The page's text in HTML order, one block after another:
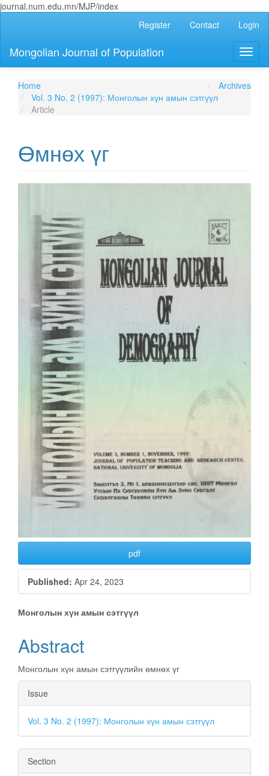
journal.num.edu.mn/MJP/index
Content
Sidebar
Register Contact Login
Mongolian Journal of Population
Home
Archives
Vol. 3 No. 2 (1997): Монголын хүн амын сэтгүүл
Article
Өмнөх үг
Sidebar
pdf
Published: Apr 24, 2023
Main
Article
Content
Монголын хүн амын сэтгүүл
Abstract
Монголын хүн амын сэтгүүлийн өмнөх үг
Article
Details
Issue
Vol. 3 No. 2 (1997): Монголын хүн амын сэтгүүл
Section